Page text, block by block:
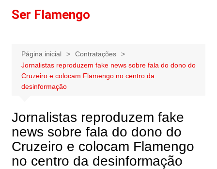
paraSer Flamengo
Página inicial
Contratações
Jornalistas reproduzem fake news sobre fala do dono do
Cruzeiro e colocam Flamengo no centro da
desinformação
Jornalistas reproduzem fake
news sobre fala do dono do
Cruzeiro e colocam Flamengo
no centro da desinformação